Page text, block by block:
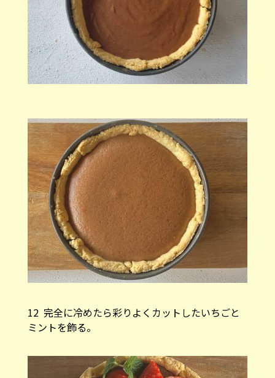
12 完全に冷めたら彩りよくカットしたいちごと
ミントを飾る。